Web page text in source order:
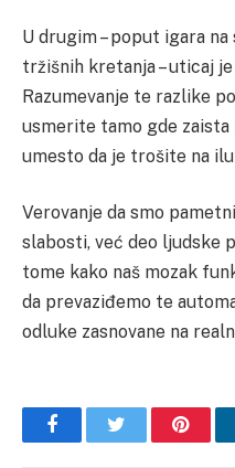
U drugim – poput igara
tržišnih kretanja – uticaj
Razumevanje te razlike
usmerite tamo gde
umesto da je trošite na
Verovanje da smo
slabosti, već deo ljudske
tome kako naš mozak
da prevaziđemo te
odluke zasnovane na
FacebookTwitter